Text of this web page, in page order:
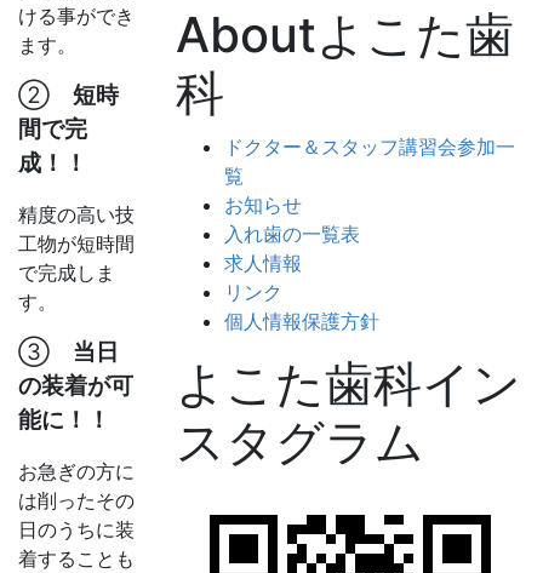
ける事ができ
ます。
② 短時
間で完
成！！
精度の高い技
工物が短時間
で完成しま
す。
③ 当日
の装着が可
能に！！
お急ぎの方に
は削ったその
日のうちに装
着することも
Aboutよこた歯
科
ドクター＆スタッフ講習会参加一
覧
お知らせ
入れ歯の一覧表
求人情報
リンク
個人情報保護方針
よこた歯科イン
スタグラム